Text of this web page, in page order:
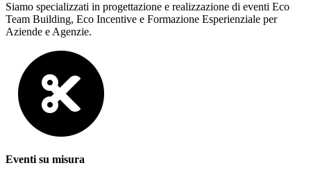
Siamo specializzati in progettazione e realizzazione di eventi Eco
Team Building, Eco Incentive e Formazione Esperienziale per
Aziende e Agenzie.
Eventi su misura